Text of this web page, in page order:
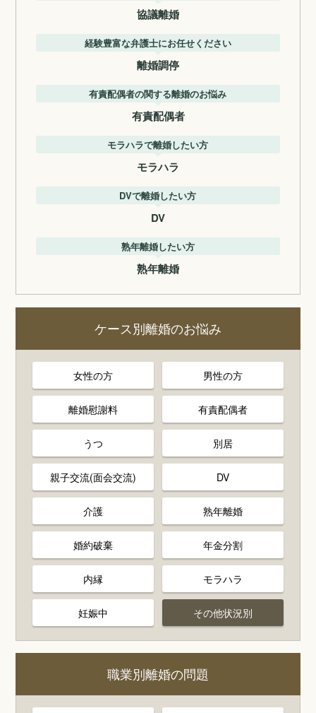
協議離婚
経験豊富な弁護士にお任せください
離婚調停
有責配偶者の関する離婚のお悩み
有責配偶者
モラハラで離婚したい方
モラハラ
DVで離婚したい方
DV
熟年離婚したい方
熟年離婚
ケース別離婚のお悩み
女性の方 男性の方
離婚慰謝料 有責配偶者
うつ 別居
親子交流(面会交流) DV
介護 熟年離婚
婚約破棄 年金分割
内縁 モラハラ
妊娠中 その他状況別
職業別離婚の問題